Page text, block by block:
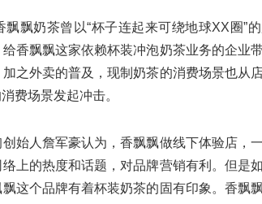
飘飘奶茶曾以“杯子连起来可绕地球XX圈”
香飘飘这家依赖杯装冲泡奶茶业务的企业
之外卖的普及，现制奶茶的消费场景也从
费场景发起冲击。
始人詹军豪认为，香飘飘做线下体验店，
上的热度和话题，对品牌营销有利。但是
这个品牌有着杯装奶茶的固有印象。香飘